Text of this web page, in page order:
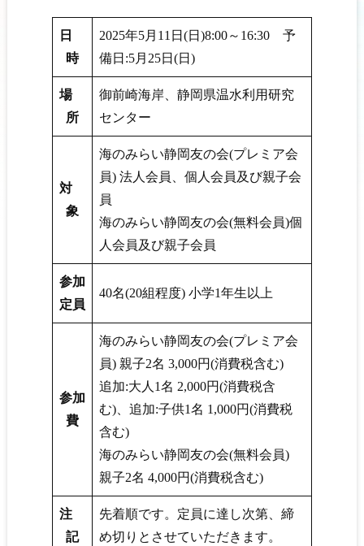
日
時
2025年5月11日(日)8:00～16:30 予
備日:5月25日(日)
場
所
御前崎海岸、静岡県温水利用研究
センター
対
象
海のみらい静岡友の会(プレミア会
員) 法人会員、個人会員及び親子会
員
海のみらい静岡友の会(無料会員)個
人会員及び親子会員
参加
定員
40名(20組程度) 小学1年生以上
参加
費
海のみらい静岡友の会(プレミア会
員) 親子2名 3,000円(消費税含む)
追加:大人1名 2,000円(消費税含
む)、追加:子供1名 1,000円(消費税
含む)
海のみらい静岡友の会(無料会員)
親子2名 4,000円(消費税含む)
注
記
先着順です。定員に達し次第、締
め切りとさせていただきます。